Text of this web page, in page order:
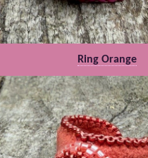
Ring Orange